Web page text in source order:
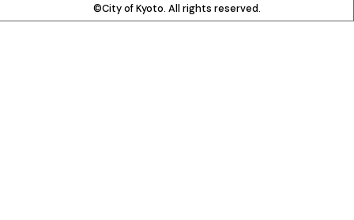
©City of Kyoto. All rights reserved.